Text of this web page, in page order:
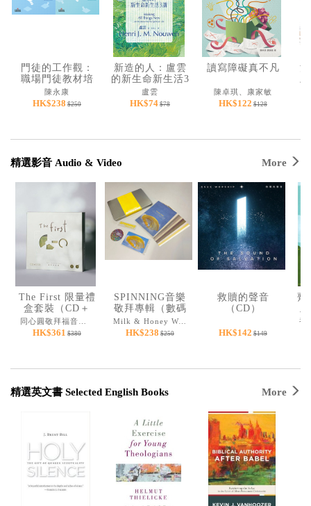
門徒的工作觀：
職場門徒教材培
訓系列（修訂
版）：導師本+學
陳永康
HK$238 $250
新造的人：盧雲
的新生命新生活3
講
盧雲
HK$74 $78
讀寫障礙真不凡
陳卓琪、康家敏
HK$122 $128
精選影音 Audio & Video More
The First 限量禮
盒套裝（CD＋
USB＋明信片）
HK$361 $380
SPINNING音樂
敬拜專輯（數碼
韓輯下載卡套
裝）
HK$238 $250
救贖的聲音
（CD）
HK$142 $149
齊
精選英文書 Selected English Books More